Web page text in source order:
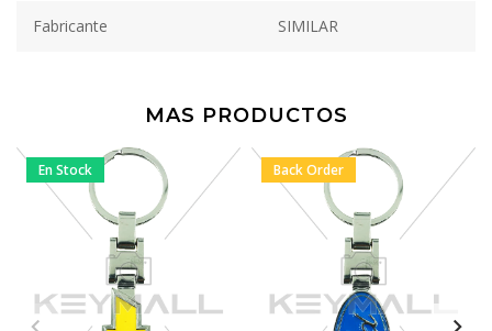
Fabricante SIMILAR
MAS PRODUCTOS
En Stock Back Order